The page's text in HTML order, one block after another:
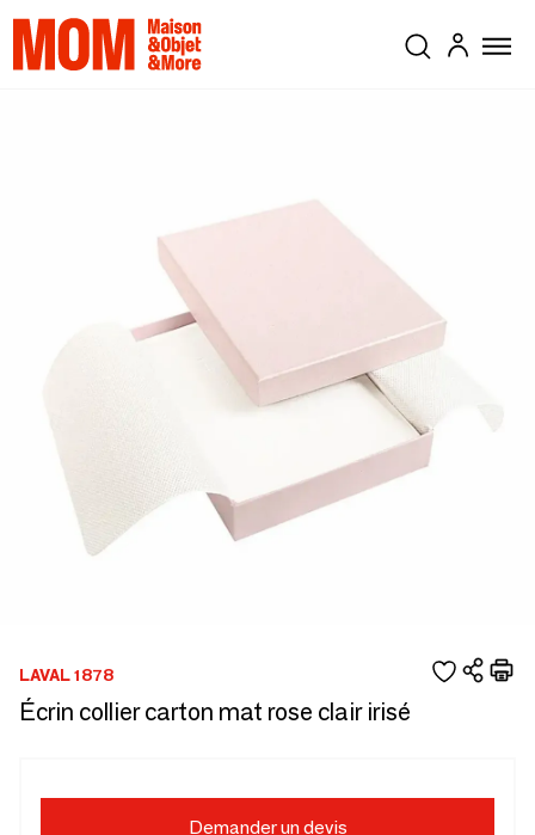
LAVAL 1878
Écrin collier carton mat rose clair irisé
Demander un devis